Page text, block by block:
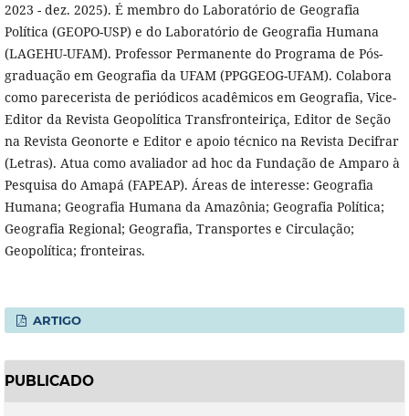
2023 - dez. 2025). É membro do Laboratório de Geografia
Política (GEOPO-USP) e do Laboratório de Geografia Humana
(LAGEHU-UFAM). Professor Permanente do Programa de Pós-
graduação em Geografia da UFAM (PPGGEOG-UFAM). Colabora
como parecerista de periódicos acadêmicos em Geografia, Vice-
Editor da Revista Geopolítica Transfronteiriça, Editor de Seção
na Revista Geonorte e Editor e apoio técnico na Revista Decifrar
(Letras). Atua como avaliador ad hoc da Fundação de Amparo à
Pesquisa do Amapá (FAPEAP). Áreas de interesse: Geografia
Humana; Geografia Humana da Amazônia; Geografia Política;
Geografia Regional; Geografia, Transportes e Circulação;
Geopolítica; fronteiras.
ARTIGO
PUBLICADO